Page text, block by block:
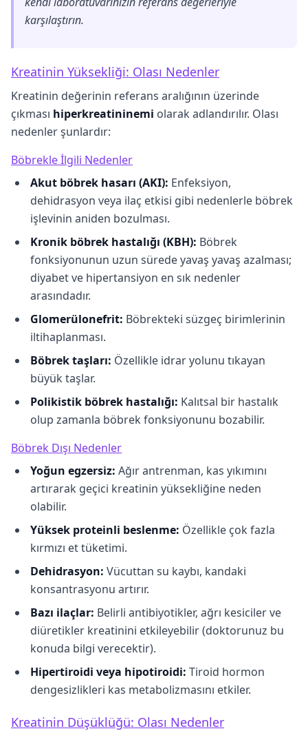
karşılaştırın.
Kreatinin Yüksekliği: Olası Nedenler
Kreatinin değerinin referans aralığının üzerinde
çıkması hiperkreatininemi olarak adlandırılır. Olası
nedenler şunlardır:
Böbrekle İlgili Nedenler
Akut böbrek hasarı (AKI): Enfeksiyon,
dehidrasyon veya ilaç etkisi gibi nedenlerle böbrek
işlevinin aniden bozulması.
Kronik böbrek hastalığı (KBH): Böbrek
fonksiyonunun uzun sürede yavaş yavaş azalması;
diyabet ve hipertansiyon en sık nedenler
arasındadır.
Glomerülonefrit: Böbrekteki süzgeç birimlerinin
iltihaplanması.
Böbrek taşları: Özellikle idrar yolunu tıkayan
büyük taşlar.
Polikistik böbrek hastalığı: Kalıtsal bir hastalık
olup zamanla böbrek fonksiyonunu bozabilir.
Böbrek Dışı Nedenler
Yoğun egzersiz: Ağır antrenman, kas yıkımını
artırarak geçici kreatinin yüksekliğine neden
olabilir.
Yüksek proteinli beslenme: Özellikle çok fazla
kırmızı et tüketimi.
Dehidrasyon: Vücuttan su kaybı, kandaki
konsantrasyonu artırır.
Bazı ilaçlar: Belirli antibiyotikler, ağrı kesiciler ve
diüretikler kreatinini etkileyebilir (doktorunuz bu
konuda bilgi verecektir).
Hipertiroidi veya hipotiroidi: Tiroid hormon
dengesizlikleri kas metabolizmasını etkiler.
Kreatinin Düşüklüğü: Olası Nedenler